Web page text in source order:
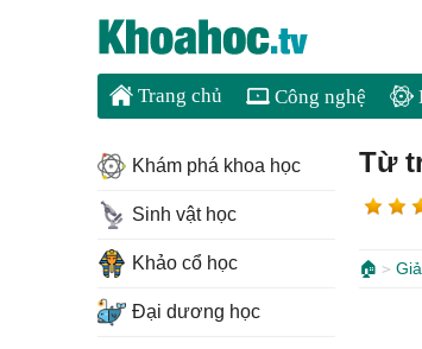
Trang chủ Công nghệ
Từ
🏠
Khám phá khoa học
Sinh vật học
Khảo cổ học
Đại dương học